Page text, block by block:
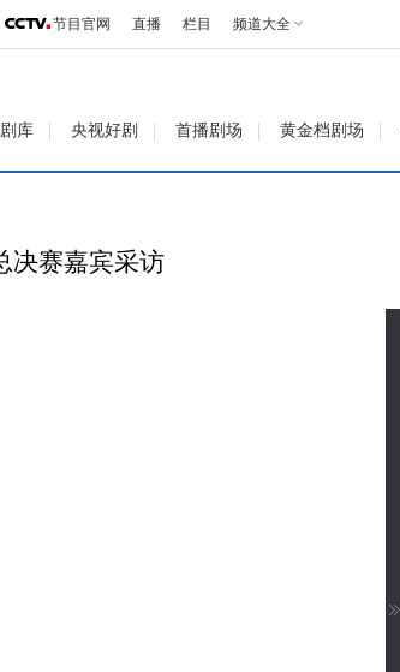
节目官网 直播 栏目 频道大全
剧库 央视好剧 首播剧场 黄金档剧场
决赛嘉宾采访